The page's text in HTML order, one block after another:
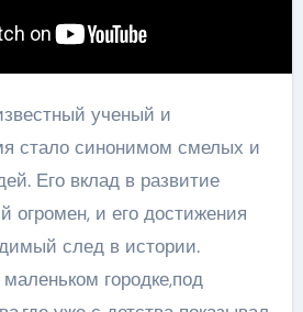
ученый и
стало синонимом смелых и
Его вклад в развитие
огромен, и его достижения
след в истории.
городке,под